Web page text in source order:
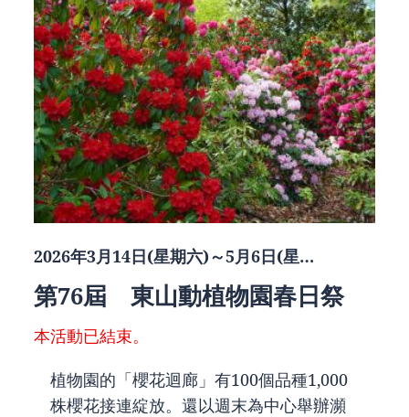
2026年3月14日(星期六)～5月6日(星…
第76屆 東山動植物園春日祭
本活動已結束。
植物園的「櫻花迴廊」有100個品種1,000
株櫻花接連綻放。還以週末為中心舉辦瀕